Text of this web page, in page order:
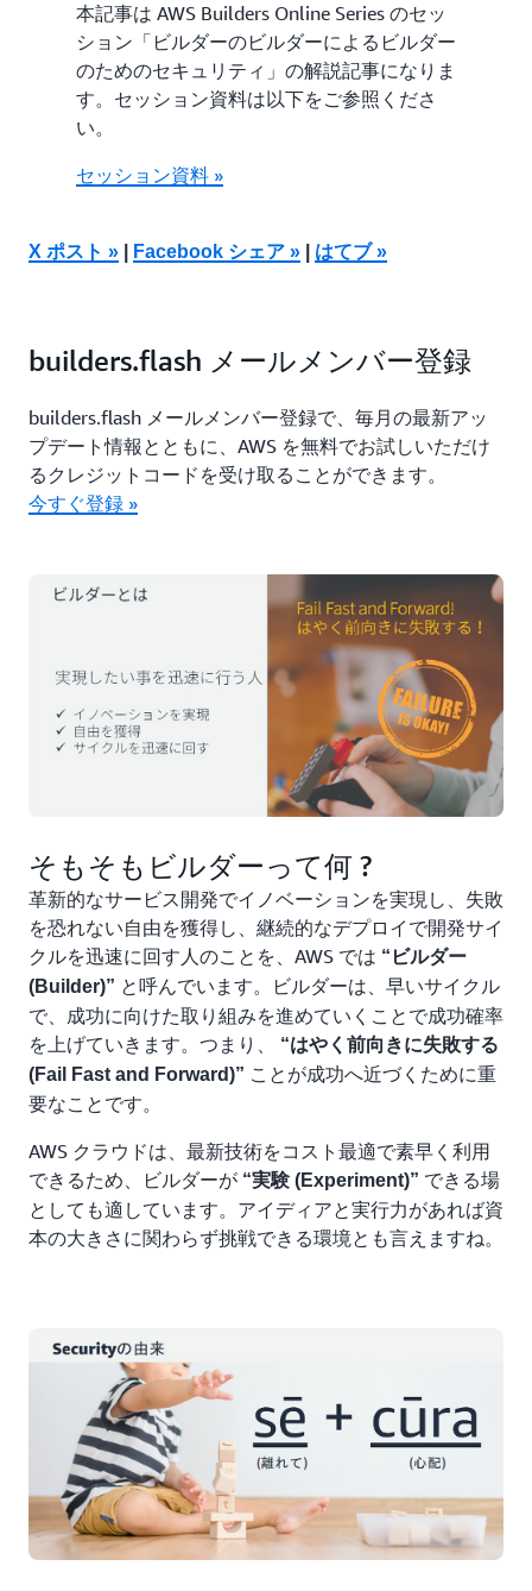
本記事は AWS Builders Online Series のセッ
ション「ビルダーのビルダーによるビルダー
のためのセキュリティ」の解説記事になりま
す。セッション資料は以下をご参照くださ
い。
セッション資料 »
X ポスト » Facebook シェア » はてブ »
builders.flash メールメンバー登録
builders.flash メールメンバー登録で、毎月の最新アッ
プデート情報とともに、AWS を無料でお試しいただけ
るクレジットコードを受け取ることができます。
今すぐ登録 »
そもそもビルダーって何 ?
革新的なサービス開発でイノベーションを実現し、失敗
を恐れない自由を獲得し、継続的なデプロイで開発サイ
クルを迅速に回す人のことを、AWS では “ビルダー
(Builder)” と呼んでいます。ビルダーは、早いサイクル
で、成功に向けた取り組みを進めていくことで成功確率
を上げていきます。つまり、
“はやく前向きに失敗する
(Fail Fast and Forward)” ことが成功へ近づくために重
要なことです。
AWS クラウドは、最新技術をコスト最適で素早く利用
できるため、ビルダーが “実験 (Experiment)” できる場
としても適しています。アイディアと実行力があれば資
本の大きさに関わらず挑戦できる環境とも言えますね。